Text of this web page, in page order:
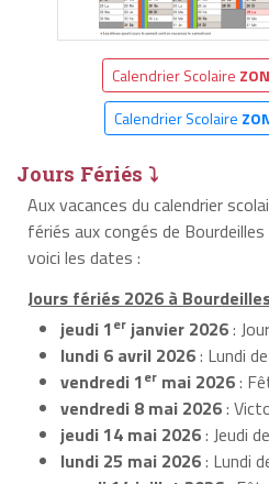
Calendrier Scolaire
Calendrier Scolaire
Jours Fériés ⤵
Aux vacances du calendrier
fériés aux congés de
voici les dates :
Jours fériés 2026 à
jeudi 1er janvier 2026:
lundi 6 avril 2026: Lundi
vendredi 1er mai 2026:
vendredi 8 mai 2026:
jeudi 14 mai 2026: Jeudi
lundi 25 mai 2026: Lundi